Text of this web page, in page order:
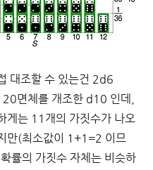
대조할 수 있는건 2d6
20면체를 개조한 d10 인데
게는 11 개의 가짓수가 나오
만(최소값이 1+1=2 이므
률의 가짓수 자체는 비슷하